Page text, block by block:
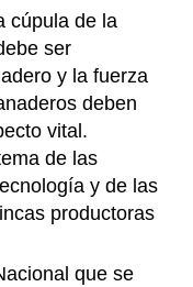
cúpula de la
ser
y la fuerza
deben
vital.
de las
y de las
productoras
que se